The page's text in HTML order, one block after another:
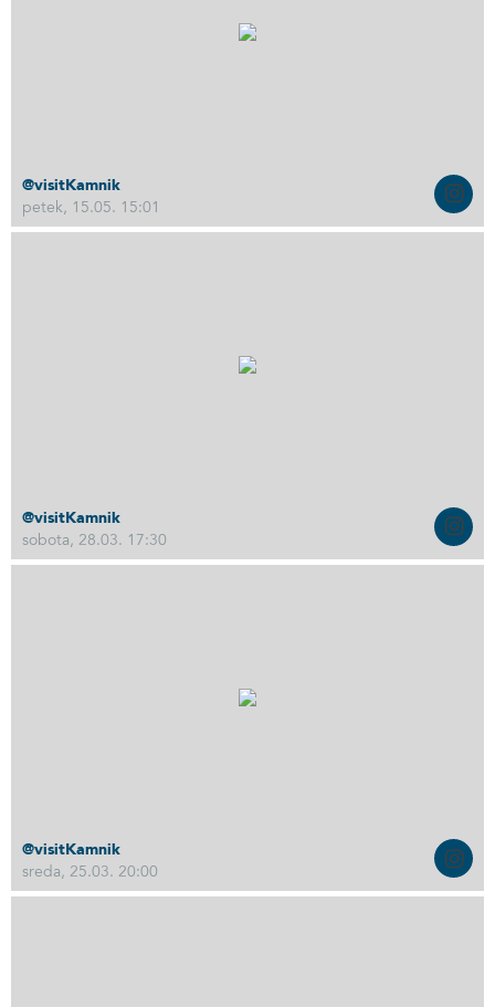
@visitKamnik
petek, 15.05. 15:01
@visitKamnik
sobota, 28.03. 17:30
@visitKamnik
sreda, 25.03. 20:00